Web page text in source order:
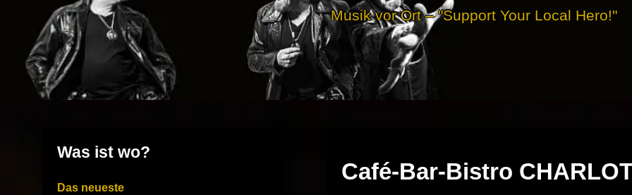
Musik vor Ort – "Support Your Local Hero!"
Café-Bar-Bistro
Was ist wo?
Das neueste